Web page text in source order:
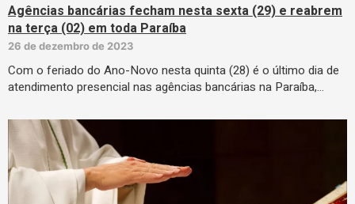
Agências bancárias fecham nesta sexta (29) e reabrem
na terça (02) em toda Paraíba
26 de dezembro de 2023
Com o feriado do Ano-Novo nesta quinta (28) é o último dia de
atendimento presencial nas agências bancárias na Paraíba,…